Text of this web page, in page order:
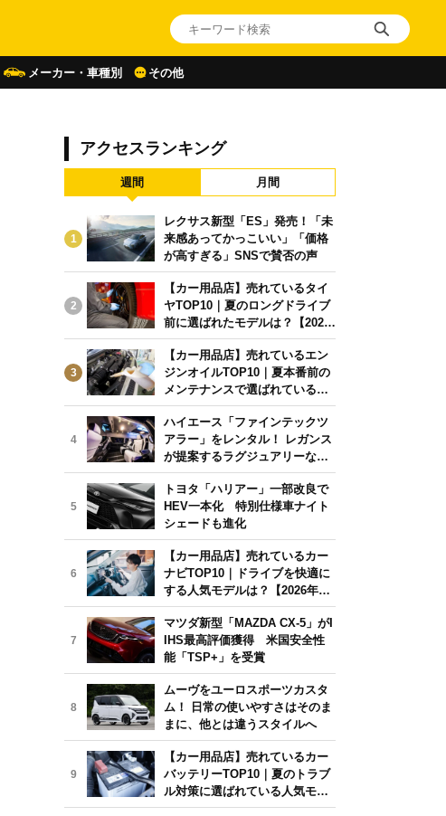
メーカー・車種別 その他
アクセスランキング
週間 月間
1
レクサス新型「ES」発売！「未
来感あってかっこいい」「価格
が高すぎる」SNSで賛否の声
2
【カー用品店】売れているタイ
ヤTOP10｜夏のロングドライブ
前に選ばれたモデルは？【2026
年6月版】
3
【カー用品店】売れているエン
ジンオイルTOP10｜夏本番前の
メンテナンスで選ばれている人
気モデルは？【2026年6月版】
4
ハイエース「ファインテックツ
アラー」をレンタル！ レガンス
が提案するラグジュアリーな移
動体験
5
トヨタ「ハリアー」一部改良で
HEV一本化 特別仕様車ナイト
シェードも進化
6
【カー用品店】売れているカー
ナビTOP10｜ドライブを快適に
する人気モデルは？【2026年6
月版】
7
マツダ新型「MAZDA CX-5」がI
IHS最高評価獲得 米国安全性
能「TSP+」を受賞
8
ムーヴをユーロスポーツカスタ
ム！ 日常の使いやすさはそのま
まに、他とは違うスタイルへ
9
【カー用品店】売れているカー
バッテリーTOP10｜夏のトラブ
ル対策に選ばれている人気モデ
ルは？【2026年6月版】